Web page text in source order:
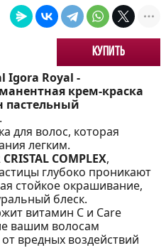
Купить
Igora Royal -
крем-краска
пастельный
.
для волос, которая
легким.
COMPLEX,
глубоко проникают
стойкое окрашивание,
блеск.
витамин С и Care
вашим волосам
вредных воздействий